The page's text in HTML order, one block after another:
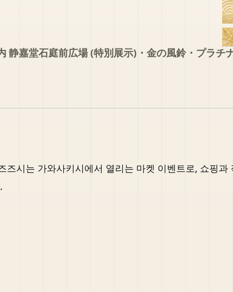
静嘉堂石庭前広場 (特別展示)・金の風鈴・プラチ
즈시는 가와사키시에서 열리는 마켓 이벤트로, 쇼핑과